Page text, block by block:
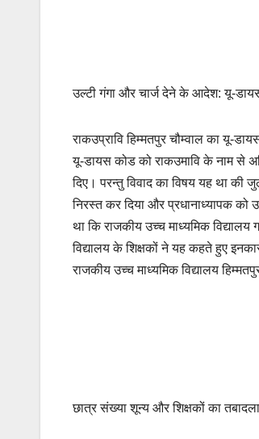
उल्टी गंगा और चार्ज देने के आदेश: यू-
राकउप्रावि हिम्मतपुर चौम्वाल का यू-
यू-डायस कोड को राकउमावि के नाम से
दिए। परन्तु विवाद का विषय यह था की
निरस्त कर दिया और प्रधानाध्यापक को
था कि राजकीय उच्च माध्यमिक
विद्यालय के शिक्षकों ने यह कहते हुए
राजकीय उच्च माध्यमिक विद्यालय
छात्र संख्या शून्य और शिक्षकों का